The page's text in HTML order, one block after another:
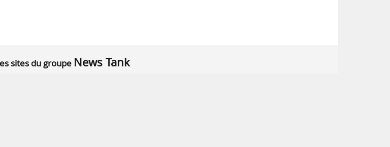
sites du groupe News Tank